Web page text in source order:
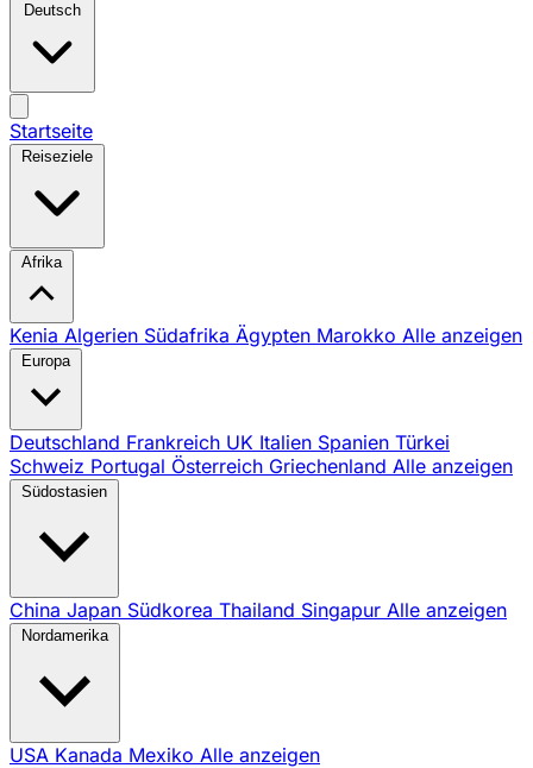
Deutsch
Startseite
Reiseziele
Afrika
Kenia Algerien Südafrika Ägypten Marokko Alle anzeigen
Europa
Deutschland Frankreich UK Italien Spanien Türkei
Schweiz Portugal Österreich Griechenland Alle anzeigen
Südostasien
China Japan Südkorea Thailand Singapur Alle anzeigen
Nordamerika
USA Kanada Mexiko Alle anzeigen